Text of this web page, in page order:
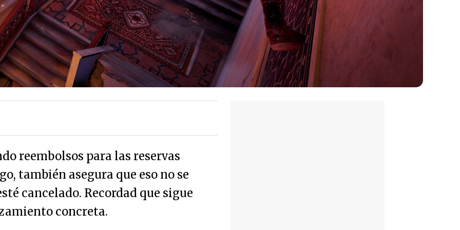
reembolsos para las reservas
también asegura que eso no se
cancelado. Recordad que sigue
concreta.